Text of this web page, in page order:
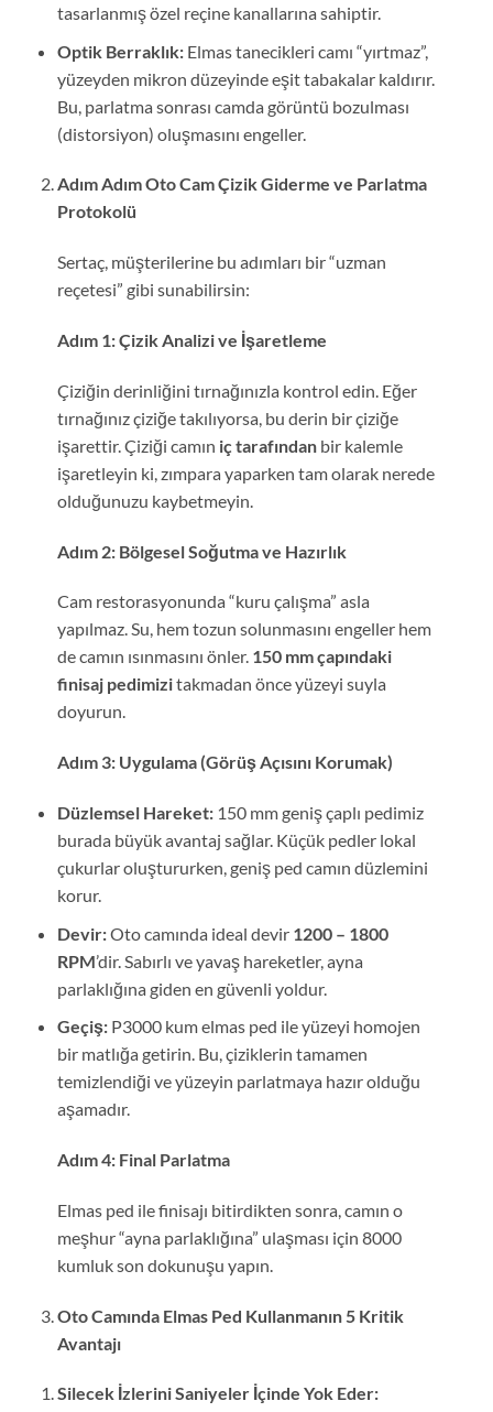
tasarlanmış özel reçine kanallarına sahiptir.
Optik Berraklık:Elmas tanecikleri camı “yırtmaz”,
yüzeyden mikron düzeyinde eşit tabakalar kaldırır.
Bu, parlatma sonrası camda görüntü bozulması
(distorsiyon) oluşmasını engeller.
Adım Adım Oto Cam Çizik Giderme ve Parlatma
Protokolü
Sertaç, müşterilerine bu adımları bir “uzman
reçetesi” gibi sunabilirsin:
Adım 1: Çizik Analizi ve İşaretleme
Çiziğin derinliğini tırnağınızla kontrol edin. Eğer
tırnağınız çiziğe takılıyorsa, bu derin bir çiziğe
işarettir. Çiziği camın iç tarafındanbir kalemle
işaretleyin ki, zımpara yaparken tam olarak nerede
olduğunuzu kaybetmeyin.
Adım 2: Bölgesel Soğutma ve Hazırlık
Cam restorasyonunda “kuru çalışma” asla
yapılmaz. Su, hem tozun solunmasını engeller hem
de camın ısınmasını önler. 150 mm çapındaki
finisaj pedimizitakmadan önce yüzeyi suyla
doyurun.
Adım 3: Uygulama (Görüş Açısını Korumak)
Düzlemsel Hareket:150 mm geniş çaplı pedimiz
burada büyük avantaj sağlar. Küçük pedler lokal
çukurlar oluştururken, geniş ped camın düzlemini
korur.
Devir:Oto camında ideal devir 1200 – 1800
RPM’dir. Sabırlı ve yavaş hareketler, ayna
parlaklığına giden en güvenli yoldur.
Geçiş:P3000 kum elmas ped ile yüzeyi homojen
bir matlığa getirin. Bu, çiziklerin tamamen
temizlendiği ve yüzeyin parlatmaya hazır olduğu
aşamadır.
Adım 4: Final Parlatma
Elmas ped ile finisajı bitirdikten sonra, camın o
meşhur “ayna parlaklığına” ulaşması için 8000
kumluk son dokunuşu yapın.
Oto Camında Elmas Ped Kullanmanın 5 Kritik
Avantajı
Silecek İzlerini Saniyeler İçinde Yok Eder: